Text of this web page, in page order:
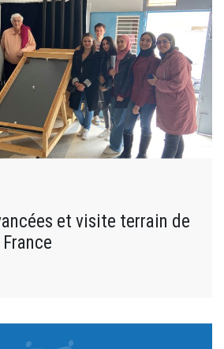
et visite terrain de
France